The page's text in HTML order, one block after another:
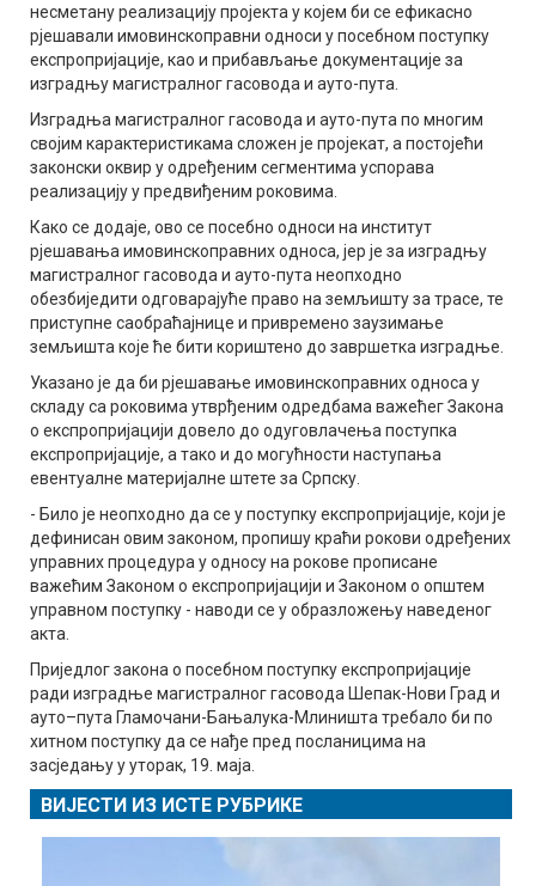
несметану реализацију пројекта у којем би се ефикасно
рјешавали имовинскоправни односи у посебном поступку
експропријације, као и прибављање документације за
изградњу магистралног гасовода и ауто-пута.
Изградња магистралног гасовода и ауто-пута по многим
својим карактеристикама сложен је пројекат, а постојећи
законски оквир у одређеним сегментима успорава
реализацију у предвиђеним роковима.
Како се додаје, ово се посебно односи на институт
рјешавања имовинскоправних односа, јер је за изградњу
магистралног гасовода и ауто-пута неопходно
обезбиједити одговарајуће право на земљишту за трасе, те
приступне саобраћајнице и привремено заузимање
земљишта које ће бити кориштено до завршетка изградње.
Указано је да би рјешавање имовинскоправних односа у
складу са роковима утврђеним одредбама важећег Закона
о експропријацији довело до одуговлачења поступка
експропријације, а тако и до могућности наступања
евентуалне материјалне штете за Српску.
- Било је неопходно да се у поступку експропријације, који је
дефинисан овим законом, пропишу краћи рокови одређених
управних процедура у односу на рокове прописане
важећим Законом о експропријацији и Законом о општем
управном поступку - наводи се у образложењу наведеног
акта.
Приједлог закона о посебном поступку експропријације
ради изградње магистралног гасовода Шепак-Нови Град и
ауто–пута Гламочани-Бањалука-Млиништа требало би по
хитном поступку да се нађе пред посланицима на
засједању у уторак, 19. маја.
ВИЈЕСТИ ИЗ ИСТЕ РУБРИКЕ